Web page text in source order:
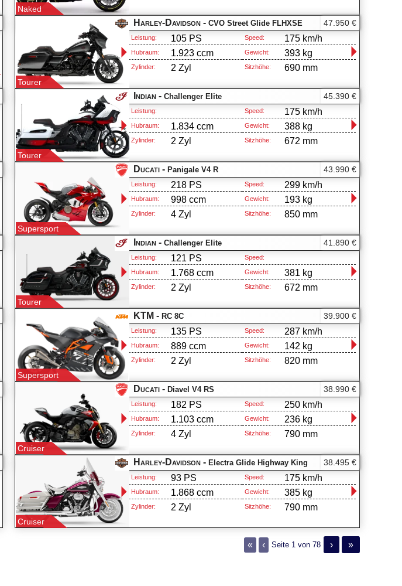
Naked
Harley-Davidson -CVO Street Glide FLHXSE
Tourer
47.950 €
Leistung: 105 PS
Hubraum: 1.923 ccm
Zylinder: 2 Zyl
Speed: 175 km/h
Gewicht: 393 kg
Sitzhöhe: 690 mm
Indian -Challenger Elite
Tourer
45.390 €
Leistung:
Hubraum: 1.834 ccm
Zylinder: 2 Zyl
Speed: 175 km/h
Gewicht: 388 kg
Sitzhöhe: 672 mm
Ducati -Panigale V4 R
Supersport
43.990 €
Leistung: 218 PS
Hubraum: 998 ccm
Zylinder: 4 Zyl
Speed: 299 km/h
Gewicht: 193 kg
Sitzhöhe: 850 mm
Indian -Challenger Elite
Tourer
41.890 €
Leistung: 121 PS
Hubraum: 1.768 ccm
Zylinder: 2 Zyl
Speed:
Gewicht: 381 kg
Sitzhöhe: 672 mm
KTM -RC 8C
Supersport
39.900 €
Leistung: 135 PS
Hubraum: 889 ccm
Zylinder: 2 Zyl
Speed: 287 km/h
Gewicht: 142 kg
Sitzhöhe: 820 mm
Ducati -Diavel V4 RS
Cruiser
38.990 €
Leistung: 182 PS
Hubraum: 1.103 ccm
Zylinder: 4 Zyl
Speed: 250 km/h
Gewicht: 236 kg
Sitzhöhe: 790 mm
Harley-Davidson -Electra Glide Highway King
Cruiser
38.495 €
Leistung: 93 PS
Hubraum: 1.868 ccm
Zylinder: 2 Zyl
Speed: 175 km/h
Gewicht: 385 kg
Sitzhöhe: 790 mm
« ‹ Seite 1 von 78 › »